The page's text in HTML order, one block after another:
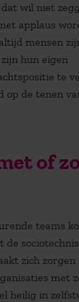
wil niet
applaus
mensen
hun eigen
te
op de tenen
of
teams
zich zorgen
met
heilig in